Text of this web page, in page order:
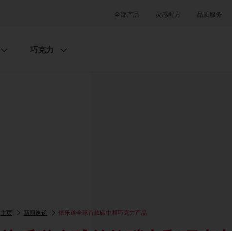
全部产品 灵感配方 品质服务
巧克力
主页 新闻速递 焙乐道全球首款碳中和巧克力产品